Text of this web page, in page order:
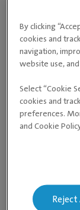
Lisaks
hammaste
BRONEERI
By clicking
cookies and
navigation,
website use,
Select “Cookie
cookies and
preferences.
and Cookie